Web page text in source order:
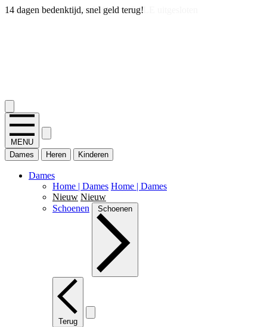
14 dagen bedenktijd, snel geld terug!
MENU
Dames
Heren Kinderen
Dames
Home | Dames Home | Dames
Nieuw Nieuw
Schoenen
Schoenen
Terug